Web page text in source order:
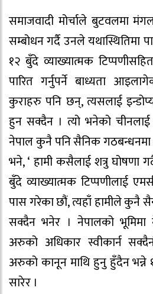
समाजवादी मोर्चाले बुटवलमा
सम्बोधन गर्दै उनले
१२ बुँदे व्याख्यात्मक
पारित गर्नुपर्ने बाध्यता
कुराहरु पनि छन्, त्यसलाई
हुन सक्दैन । त्यो भनेको चीनलाई
नेपाल कुनै पनि सैनिक
भने, ‘ हामी कसैलाई शत्रु घोषणा
बुँदे व्याख्यात्मक टिप्पणीलाई
पास गरेका छौं, त्यहाँ हामीले कुनै
सक्दैन भनेर । नेपालको
अरुको अधिकार स्वीकार्न
अरुको कानून माथि हुनु हुँदैन भन्ने
सारेर ।